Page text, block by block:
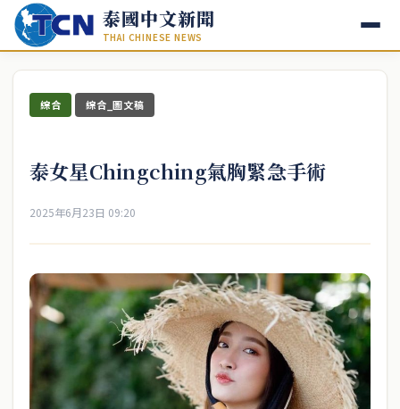
泰國中文新聞
THAI CHINESE NEWS
綜合 綜合_圖文稿
泰女星Chingching氣胸緊急手術
2025年6月23日 09:20